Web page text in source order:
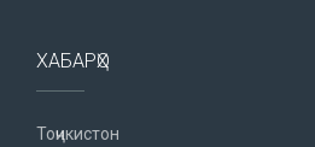
ХАБАРҲО
Тоҷикистон